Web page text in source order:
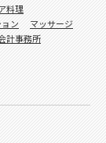
料理
ン
マッサージ
計事務所